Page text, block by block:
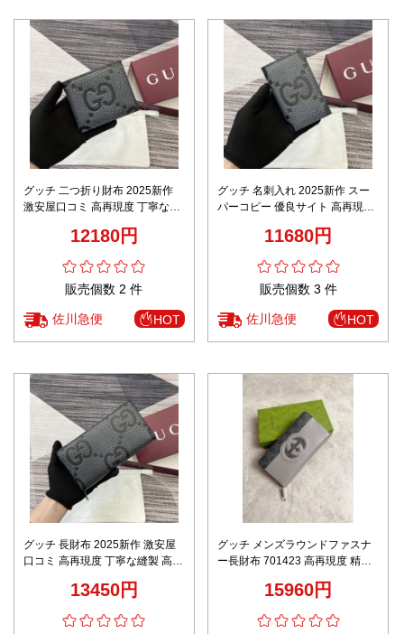
グッチ 二つ折り財布 2025新作
激安屋口コミ 高再現度 丁寧な縫
イト GG柄ブラック
12180円
販売個数 2 件
佐川急便 HOT
グッチ 名刺入れ 2025新作 スー
パーコピー 優良サイト 高再現度
証 安心サイト11680円
販売個数 3 件
佐川急便 HOT
グッチ 長財布 2025新作 激安屋
口コミ 高再現度 丁寧な縫製 高級
GG柄ブラック13450円
グッチ メンズラウンドファスナ
ー長財布 701423 高再現度 精密
ー満足保証 安心の日本倉庫
15960円